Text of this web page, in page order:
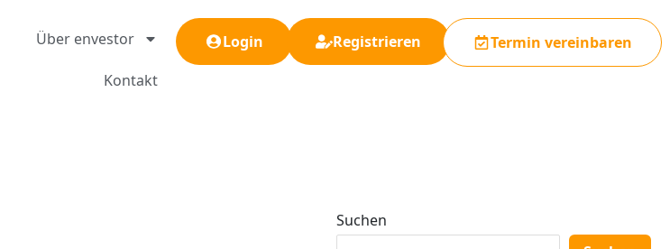
Über envestor
Kontakt
Login Registrieren Termin vereinbaren
Suchen